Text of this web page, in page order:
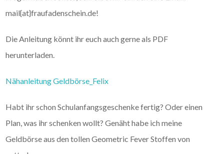
mail{at}fraufadenschein.de!
Die Anleitung könnt ihr euch auch gerne als PDF
herunterladen.
Nähanleitung Geldbörse_Felix
Habt ihr schon Schulanfangsgeschenke fertig? Oder einen
Plan, was ihr schenken wollt? Genäht habe ich meine
Geldbörse aus den tollen Geometric Fever Stoffen von